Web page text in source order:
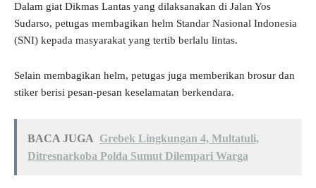
Dalam giat Dikmas Lantas yang dilaksanakan di Jalan Yos
Sudarso, petugas membagikan helm Standar Nasional Indonesia
(SNI) kepada masyarakat yang tertib berlalu lintas.
Selain membagikan helm, petugas juga memberikan brosur dan
stiker berisi pesan-pesan keselamatan berkendara.
BACA JUGA Grebek Lingkungan 4, Multatuli,
Ditresnarkoba Polda Sumut Dilempari Warga